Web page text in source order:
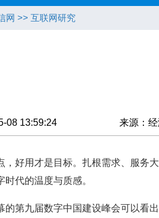
网 >> 互联网研究
08 13:59:24 来源：
用才是目标。扎根需求、服务大
时代的温度与质感。
九届数字中国建设峰会可以看出